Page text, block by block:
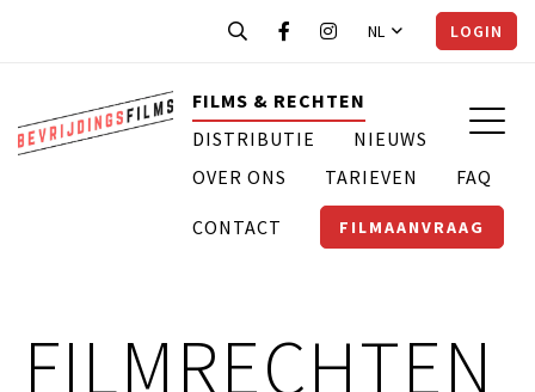
NL LOGIN
FILMS & RECHTEN
DISTRIBUTIE
NIEUWS
OVER ONS
TARIEVEN FAQ
CONTACT FILMAANVRAAG
FILMRECHTEN